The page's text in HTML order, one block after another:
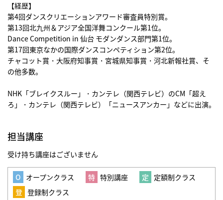
【経歴】
第4回ダンスクリエーションアワード審査員特別賞。
第13回北九州＆アジア全国洋舞コンクール第1位。
Dance Competition in 仙台 モダンダンス部門第1位。
第17回東京なかの国際ダンスコンペティション第2位。
チャコット賞・大阪府知事賞・宮城県知事賞・河北新報社賞、そ
の他多数。
NHK「ブレイクスルー」・カンテレ（関西テレビ）のCM「超え
ろ」・カンテレ（関西テレビ）「ニュースアンカー」などに出演。
担当講座
受け持ち講座はございません
オープンクラス 特別講座
定額制クラス
登録制クラス